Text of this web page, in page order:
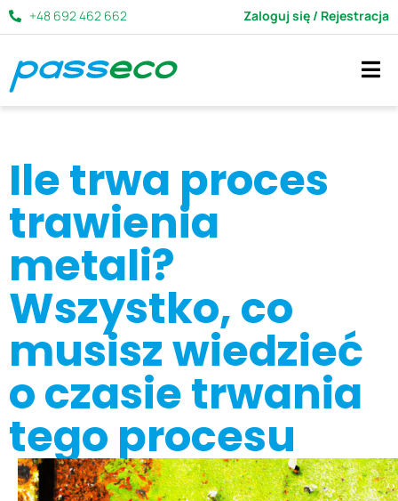
+48 692 462 662 Zaloguj się / Rejestracja
Ile trwa proces
trawienia
metali?
Wszystko, co
musisz wiedzieć
o czasie trwania
tego procesu